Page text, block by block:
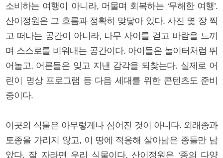
소비하는 여행이 아니라, 머물며 회복하는 ‘무해한 여행’.
산이정원은 그 흐름과 정확히 맞닿아 있다. 사진 몇 장 찍
고 떠나는 공간이 아니라, 나무 사이를 걷고 바람을 느끼
며 스스로를 비워내는 공간이다. 아이들은 놀이터처럼 뛰
어놀고, 어른들은 잊고 지낸 감각을 되찾는다. 실제로 어
린이 명상 프로그램 등 다음 세대를 위한 콘텐츠도 준비
중이다.
이곳의 식물은 아무렇게나 심어진 것이 아니다. 외래종과
토종을 가리지 않고, 이 땅에 적응해 살아남은 종들만 남
았다. 잘 자라면 우리 식물이다. 산이정원은 ‘종의 다양